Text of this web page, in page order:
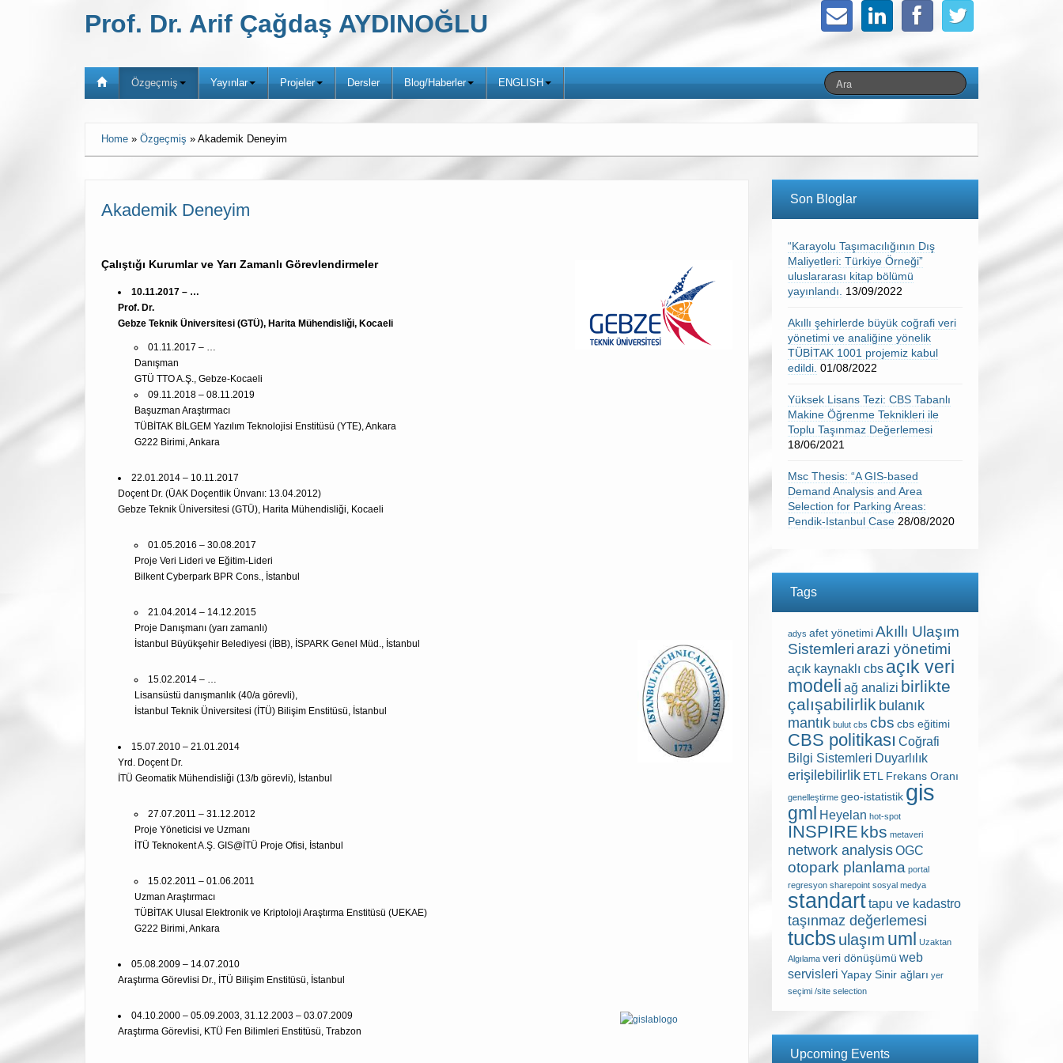
Prof. Dr. Arif Çağdaş AYDINOĞLU
Özgeçmiş Yayınlar Projeler Dersler Blog/Haberler ENGLISH
Home » Özgeçmiş » Akademik Deneyim
Akademik Deneyim
Çalıştığı Kurumlar ve Yarı Zamanlı Görevlendirmeler
10.11.2017 – …
Prof. Dr.
Gebze Teknik Üniversitesi (GTÜ), Harita Mühendisliği, Kocaeli
01.11.2017 – …
Danışman
GTÜ TTO A.Ş., Gebze-Kocaeli
09.11.2018 – 08.11.2019
Başuzman Araştırmacı
TÜBİTAK BİLGEM Yazılım Teknolojisi Enstitüsü (YTE), Ankara
G222 Birimi, Ankara
22.01.2014 – 10.11.2017
Doçent Dr. (ÜAK Doçentlik Ünvanı: 13.04.2012)
Gebze Teknik Üniversitesi (GTÜ), Harita Mühendisliği, Kocaeli
01.05.2016 – 30.08.2017
Proje Veri Lideri ve Eğitim-Lideri
Bilkent Cyberpark BPR Cons., İstanbul
21.04.2014 – 14.12.2015
Proje Danışmanı (yarı zamanlı)
İstanbul Büyükşehir Belediyesi (İBB), İSPARK Genel Müd., İstanbul
15.02.2014 – …
Lisansüstü danışmanlık (40/a görevli),
İstanbul Teknik Üniversitesi (İTÜ) Bilişim Enstitüsü, İstanbul
15.07.2010 – 21.01.2014
Yrd. Doçent Dr.
İTÜ Geomatik Mühendisliği (13/b görevli), İstanbul
27.07.2011 – 31.12.2012
Proje Yöneticisi ve Uzmanı
İTÜ Teknokent A.Ş. GIS@İTÜ Proje Ofisi, İstanbul
15.02.2011 – 01.06.2011
Uzman Araştırmacı
TÜBİTAK Ulusal Elektronik ve Kriptoloji Araştırma Enstitüsü (UEKAE)
G222 Birimi, Ankara
05.08.2009 – 14.07.2010
Araştırma Görevlisi Dr., İTÜ Bilişim Enstitüsü, İstanbul
04.10.2000 – 05.09.2003, 31.12.2003 – 03.07.2009
Araştırma Görevlisi, KTÜ Fen Bilimleri Enstitüsü, Trabzon
Son Bloglar
“Karayolu Taşımacılığının Dış
Maliyetleri: Türkiye Örneği”
uluslararası kitap bölümü
yayınlandı.
13/09/2022
Akıllı şehirlerde büyük coğrafi veri
yönetimi ve analiğine yönelik
TÜBİTAK 1001 projemiz kabul
edildi. 01/08/2022
Yüksek Lisans Tezi: CBS Tabanlı
Makine Öğrenme Teknikleri ile
Toplu Taşınmaz Değerlemesi
18/06/2021
Msc Thesis: “A GIS-based
Demand Analysis and Area
Selection for Parking Areas:
Pendik-Istanbul Case 28/08/2020
Tags
adys afet yönetimi Akıllı Ulaşım
Sistemleri arazi yönetimi
açık kaynaklı cbs açık veri
modeli ağ analizi birlikte
çalışabilirlik bulanık
mantık bulut cbs cbs cbs eğitimi
CBS politikası Coğrafi
Bilgi Sistemleri Duyarlılık
erişilebilirlik ETL Frekans Oranı
genelleştirme geo-istatistik gis
gml Heyelan hot-spot
INSPIRE kbs metaveri
network analysisOGC
otopark planlama portal
regresyon sharepoint sosyal medya
standarttapu ve kadastro
taşınmaz değerlemesi
tucbs ulaşım uml Uzaktan
Algılama veri dönüşümü web
servisleri Yapay Sinir ağları yer
seçimi /site selection
Upcoming Events